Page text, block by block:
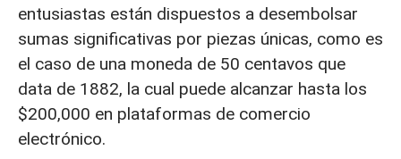
entusiastas están dispuestos a desembolsar
sumas significativas por piezas únicas, como es
el caso de una moneda de 50 centavos que
data de 1882, la cual puede alcanzar hasta los
$200,000 en plataformas de comercio
electrónico.